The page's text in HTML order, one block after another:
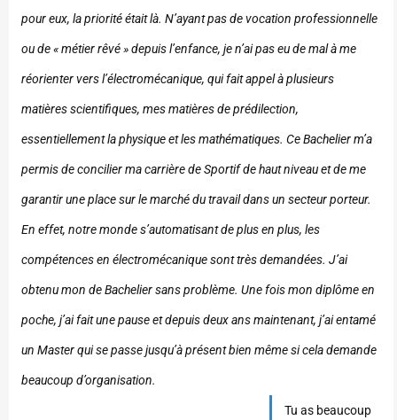
pour eux, la priorité était là. N’ayant pas de vocation professionnelle
ou de « métier rêvé » depuis l’enfance, je n’ai pas eu de mal à me
réorienter vers l’électromécanique, qui fait appel à plusieurs
matières scientifiques, mes matières de prédilection,
essentiellement la physique et les mathématiques. Ce Bachelier m’a
permis de concilier ma carrière de Sportif de haut niveau et de me
garantir une place sur le marché du travail dans un secteur porteur.
En effet, notre monde s’automatisant de plus en plus, les
compétences en électromécanique sont très demandées. J’ai
obtenu mon de Bachelier sans problème. Une fois mon diplôme en
poche, j’ai fait une pause et depuis deux ans maintenant, j’ai entamé
un Master qui se passe jusqu’à présent bien même si cela demande
beaucoup d’organisation.
Tu as beaucoup